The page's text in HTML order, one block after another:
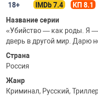
18+ IMDb 7.4
КП 8.1
Название серии
«Убийство — как роды. Я
дверь в другой мир. Дарю
Страна
Россия
Жанр
Криминал, Русский,